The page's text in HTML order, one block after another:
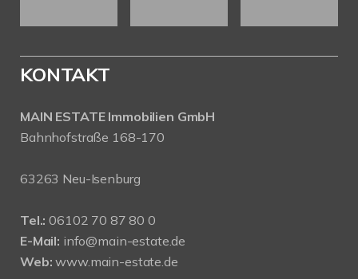
KONTAKT
MAIN ESTATE Immobilien GmbH
Bahnhofstraße 168-170
63263 Neu-Isenburg
Tel.: 06102 70 87 80 0
E-Mail: info@main-estate.de
Web: www.main-estate.de